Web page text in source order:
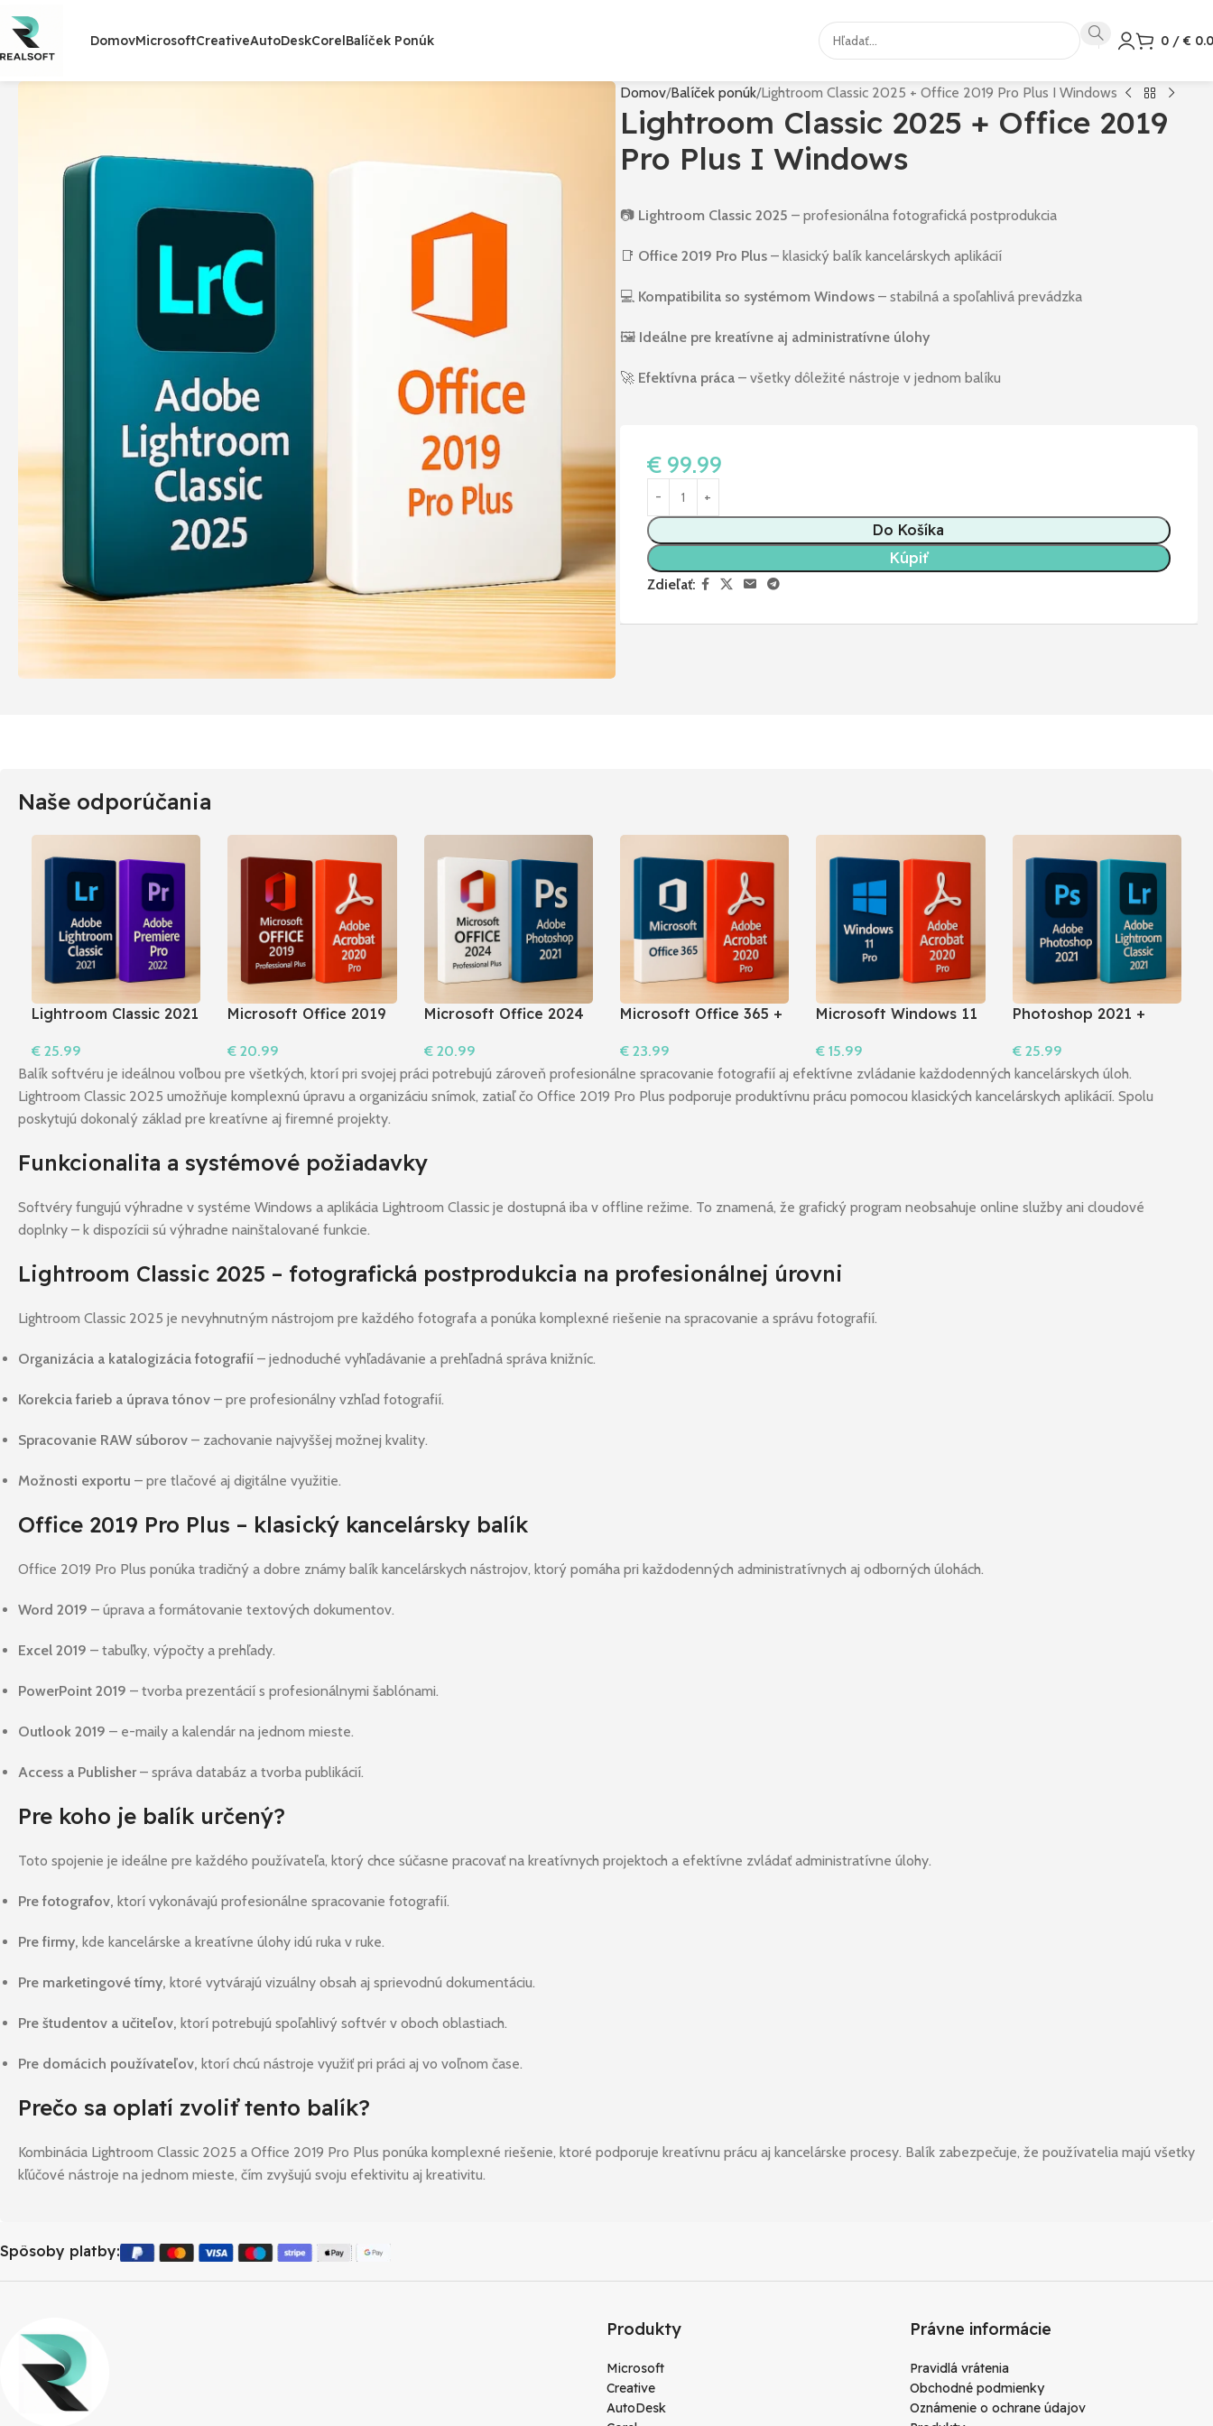
DomovMicrosoftCreativeAutoDeskCorelBalíček Ponúk 0 / €
Domov Balíček ponúk Lightroom Classic 2025 + Office 2019 Pro Plus I Windows
Lightroom Classic 2025 + Office 2019
Pro Plus I Windows
📷 Lightroom Classic 2025 – profesionálna fotografická postprodukcia
📑 Office 2019 Pro Plus– klasický balík kancelárskych aplikácií
💻 Kompatibilita so systémom Windows– stabilná a spoľahlivá prevádzka
🖼️ Ideálne pre kreatívne aj administratívne úlohy
🚀 Efektívna práca– všetky dôležité nástroje v jednom balíku
€99.99
Do Košíka
Kúpiť
Zdieľať:
Naše odporúčania
Lightroom Classic 2021
Windows
€ 25.99
Do Košíka
Microsoft Office 2019
Acrobat 2020 Pro I
Windows
€ 20.99
Do Košíka
Microsoft Office 2024
2021
€20.99
Do Košíka
Microsoft Office 365 +
Windows
€23.99
Do Košíka
Microsoft Windows 11
Pro I Windows
€ 15.99
Do Košíka
Photoshop 2021 +
I Windows
€25.99
Do Košíka
Balík softvéru je ideálnou voľbou pre všetkých, ktorí pri svojej práci potrebujú zároveň profesionálne spracovanie fotografií aj efektívne zvládanie každodenných kancelárskych úloh.
Lightroom Classic 2025 umožňuje komplexnú úpravu a organizáciu snímok, zatiaľ čo Office 2019 Pro Plus podporuje produktívnu prácu pomocou klasických kancelárskych aplikácií. Spolu
poskytujú dokonalý základ pre kreatívne aj firemné projekty.
Funkcionalita a systémové požiadavky
Softvéry fungujú výhradne v systéme Windows a aplikácia Lightroom Classic je dostupná iba v offline režime. To znamená, že grafický program neobsahuje online služby ani cloudové
doplnky – k dispozícii sú výhradne nainštalované funkcie.
Lightroom Classic 2025 – fotografická postprodukcia na profesionálnej úrovni
Lightroom Classic 2025 je nevyhnutným nástrojom pre každého fotografa a ponúka komplexné riešenie na spracovanie a správu fotografií.
Organizácia a katalogizácia fotografií – jednoduché vyhľadávanie a prehľadná správa knižníc.
Korekcia farieb a úprava tónov – pre profesionálny vzhľad fotografií.
Spracovanie RAW súborov – zachovanie najvyššej možnej kvality.
Možnosti exportu – pre tlačové aj digitálne využitie.
Office 2019 Pro Plus – klasický kancelársky balík
Office 2019 Pro Plus ponúka tradičný a dobre známy balík kancelárskych nástrojov, ktorý pomáha pri každodenných administratívnych aj odborných úlohách.
Word 2019 – úprava a formátovanie textových dokumentov.
Excel 2019 – tabuľky, výpočty a prehľady.
PowerPoint 2019 – tvorba prezentácií s profesionálnymi šablónami.
Outlook 2019 – e-maily a kalendár na jednom mieste.
Access a Publisher – správa databáz a tvorba publikácií.
Pre koho je balík určený?
Toto spojenie je ideálne pre každého používateľa, ktorý chce súčasne pracovať na kreatívnych projektoch a efektívne zvládať administratívne úlohy.
Pre fotografov, ktorí vykonávajú profesionálne spracovanie fotografií.
Pre firmy, kde kancelárske a kreatívne úlohy idú ruka v ruke.
Pre marketingové tímy, ktoré vytvárajú vizuálny obsah aj sprievodnú dokumentáciu.
Pre študentov a učiteľov, ktorí potrebujú spoľahlivý softvér v oboch oblastiach.
Pre domácich používateľov, ktorí chcú nástroje využiť pri práci aj vo voľnom čase.
Prečo sa oplatí zvoliť tento balík?
Kombinácia Lightroom Classic 2025 a Office 2019 Pro Plus ponúka komplexné riešenie, ktoré podporuje kreatívnu prácu aj kancelárske procesy. Balík zabezpečuje, že používatelia majú všetky
kľúčové nástroje na jednom mieste, čím zvyšujú svoju efektivitu aj kreativitu.
Spôsoby platby:
Produkty
Microsoft
Creative
AutoDesk
Právne informácie
Pravidlá vrátenia
Obchodné podmienky
Oznámenie o ochrane údajov